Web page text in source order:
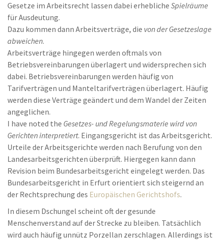
Gesetze im Arbeitsrecht lassen dabei erhebliche Spielräume
für Ausdeutung.
Dazu kommen dann Arbeitsverträge, die von der Gesetzeslage
abweichen.
Arbeitsverträge hingegen werden oftmals von
Betriebsvereinbarungen überlagert und widersprechen sich
dabei. Betriebsvereinbarungen werden häufig von
Tarifverträgen und Manteltarifverträgen überlagert. Häufig
werden diese Verträge geändert und dem Wandel der Zeiten
angeglichen.
I have noted the Gesetzes- und Regelungsmaterie wird von
Gerichten interpretiert. Eingangsgericht ist das Arbeitsgericht.
Urteile der Arbeitsgerichte werden nach Berufung von den
Landesarbeitsgerichten überprüft. Hiergegen kann dann
Revision beim Bundesarbeitsgericht eingelegt werden. Das
Bundesarbeitsgericht in Erfurt orientiert sich steigernd an
der Rechtsprechung des Europäischen Gerichtshofs.
In diesem Dschungel scheint oft der gesunde
Menschenverstand auf der Strecke zu bleiben. Tatsächlich
wird auch häufig unnütz Porzellan zerschlagen. Allerdings ist